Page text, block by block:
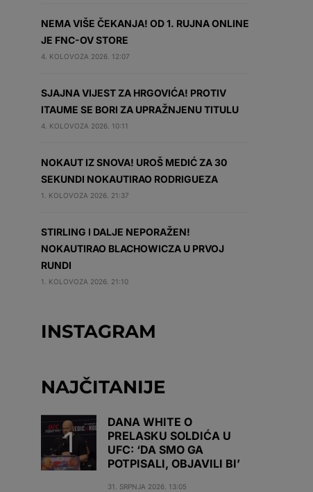
NEMA VIŠE ČEKANJA! OD 1. RUJNA ONLINE
JE FNC-OV STORE
4. KOLOVOZA 2026. 12:07
SJAJNA VIJEST ZA HRGOVIĆA! PROTIV
ITAUME SE BORI ZA UPRAŽNJENU TITULU
4. KOLOVOZA 2026. 10:11
NOKAUT IZ SNOVA! UROŠ MEDIĆ ZA 30
SEKUNDI NOKAUTIRAO RODRIGUEZA
1. KOLOVOZA 2026. 21:37
STIRLING I DALJE NEPORAŽEN!
NOKAUTIRAO BLACHOWICZA U PRVOJ
RUNDI
1. KOLOVOZA 2026. 21:10
INSTAGRAM
NAJČITANIJE
DANA WHITE O
PRELASKU SOLDIĆA U
UFC: ‘DA SMO GA
POTPISALI, OBJAVILI BI’
31. SRPNJA 2026. 13:05